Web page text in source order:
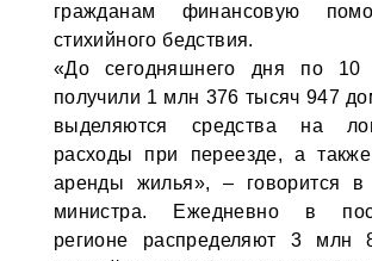
гражданам финансовую
стихийного бедствия.
«До сегодняшнего дня по 10
получили 1 млн 376 тысяч 947
выделяются средства на
расходы при переезде, а
аренды жилья», – говорится в
министра. Ежедневно в
регионе распределяют 3 млн